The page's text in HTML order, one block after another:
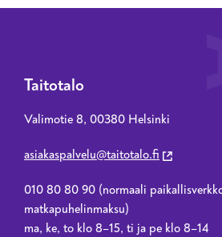
Taitotalo
Valimotie 8, 00380 Helsinki
asiakaspalvelu@taitotalo.fi
010 80 80 90 (normaali
matkapuhelinmaksu)
ma, ke, to klo 8–15, ti ja pe klo 8–14